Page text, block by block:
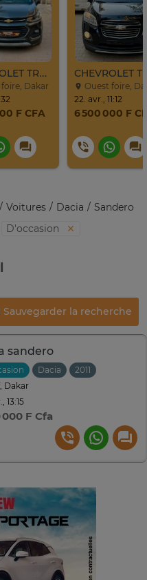
CHEVROLET TRAX LT 2017
Dakar
F CFA
Ouest foire,
22. avr., 11:12
6 500 000 F
Voitures Dacia
Sandero
D'occasion
Sauvegarder la recherche
sandero
Dacia 2011
Dakar
13:15
000 F Cfa